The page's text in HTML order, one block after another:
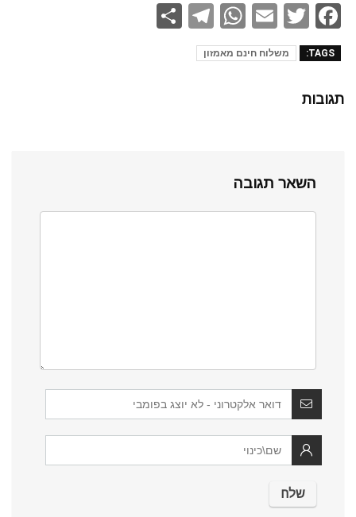
F
a
ce
b
T
wi
tt
E
m
ail
W
h
at
T
TAGS: משלוח חינם מאמזון
תגובות
השאר תגובה